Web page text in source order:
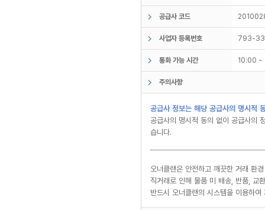
공급사 코드
사업자 등록번호 793-
통화 가능 시간 10:00
주의사항
공급사 정보는 해당 공급사의 명시적
공급사의 명시적 동의 없이 공급사의
습니다.
오너클랜은 안전하고 깨끗한 거래 환
직거래로 인해 물품 미 배송, 반품, 교
반드시 오너클랜의 시스템을 이용하